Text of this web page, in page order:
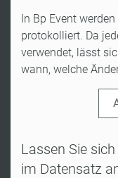
In Bp Event
protokolliert. Da
verwendet, lässt
wann, welche
Lassen Sie
im Datensatz